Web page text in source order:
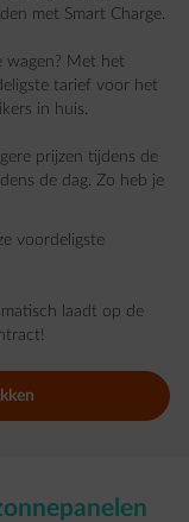
met Smart Charge.
wagen? Met het
tarief voor het
in huis.
prijzen tijdens de
de dag. Zo heb je
voordeligste
laadt op de